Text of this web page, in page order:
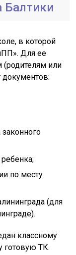
Балтики
в которой
Для ее
(родителям или
документов:
по месту
(для
классному
готовую ТК.